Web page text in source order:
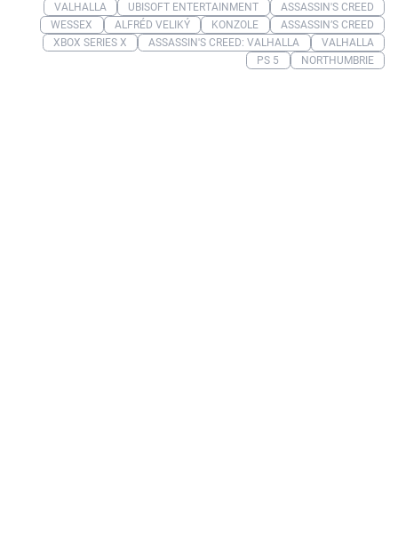
VALHALLA
UBISOFT ENTERTAINMENT
ASSASSIN'S CREED
WESSEX
ALFRÉD VELIKÝ KONZOLE
ASSASSIN’S CREED
XBOX SERIES X
ASSASSIN'S CREED: VALHALLA
VALHALLA
PS 5
NORTHUMBRIE